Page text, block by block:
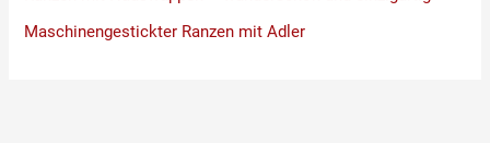
Maschinengestickter Ranzen mit Adler